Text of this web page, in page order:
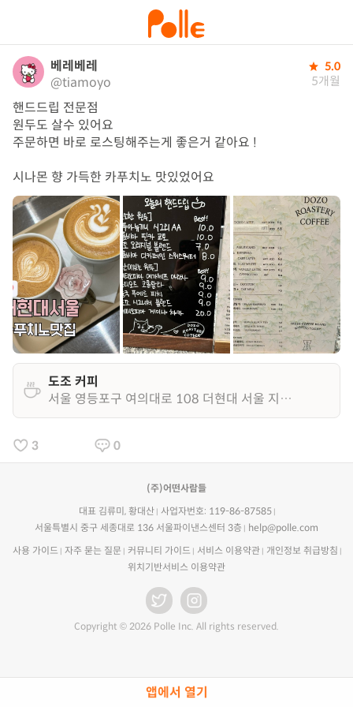
앱에서 열기
베레베레
@tiamoyo
5.0
5개월
핸드드립 전문점
원두도 살수 있어요
주문하면 바로 로스팅해주는게 좋은거 같아요 !
시나몬 향 가득한 카푸치노 맛있었어요
도조 커피
서울 영등포구 여의대로 108 더현대 서울 지하1층
3 0
(주)어떤사람들
대표 김류미, 황대산
사업자번호: 119-86-87585
서울특별시 중구 세종대로 136 서울파이낸스센터 3층
help@polle.com
사용 가이드 자주 묻는 질문 커뮤니티 가이드 서비스 이용약관
개인정보 취급방침
위치기반서비스 이용약관
Copyright © 2026 Polle Inc. All rights reserved.